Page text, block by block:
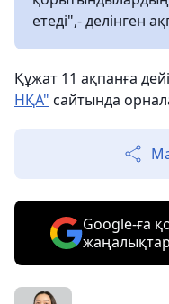
етеді",- делінген
Құжат 11 ақпанға
НҚА" сайтында
Google-ға